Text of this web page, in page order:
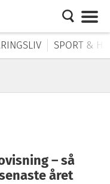
SPORT &
– så
året